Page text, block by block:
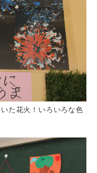
た花火！いろいろな色